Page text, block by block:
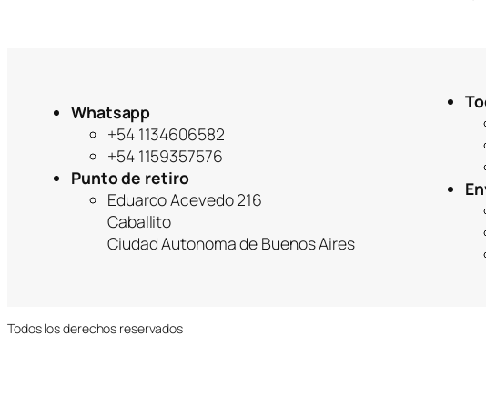
Whatsapp
+54 1134606582
+54 1159357576
Punto de retiro
Eduardo Acevedo 216
Caballito
Ciudad Autonoma de Buenos Aires
Todos los derechos reservados